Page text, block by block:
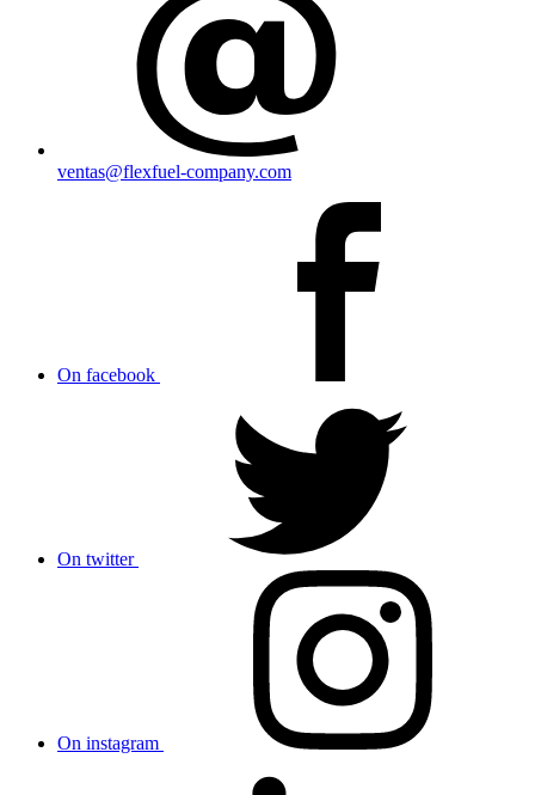
ventas@flexfuel-company.com
On facebook
On twitter
On instagram